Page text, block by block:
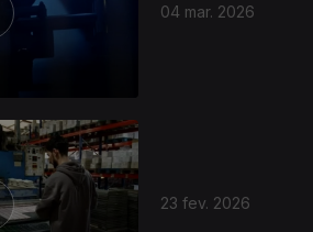
04 mar. 2026
23 fev. 2026